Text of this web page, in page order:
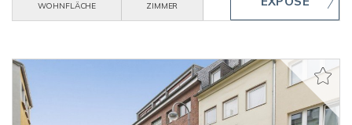
WOHNFLÄCHE
ZIMMER